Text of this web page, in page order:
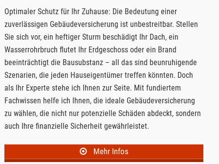
Optimaler Schutz für Ihr Zuhause: Die Bedeutung einer
zuverlässigen Gebäudeversicherung ist unbestreitbar. Stellen
Sie sich vor, ein heftiger Sturm beschädigt Ihr Dach, ein
Wasserrohrbruch flutet Ihr Erdgeschoss oder ein Brand
beeinträchtigt die Bausubstanz – all das sind beunruhigende
Szenarien, die jeden Hauseigentümer treffen könnten. Doch
als Ihr Experte stehe ich Ihnen zur Seite. Mit fundiertem
Fachwissen helfe ich Ihnen, die ideale Gebäudeversicherung
zu wählen, die nicht nur potenzielle Schäden abdeckt, sondern
auch Ihre finanzielle Sicherheit gewährleistet.
Mehr Infos